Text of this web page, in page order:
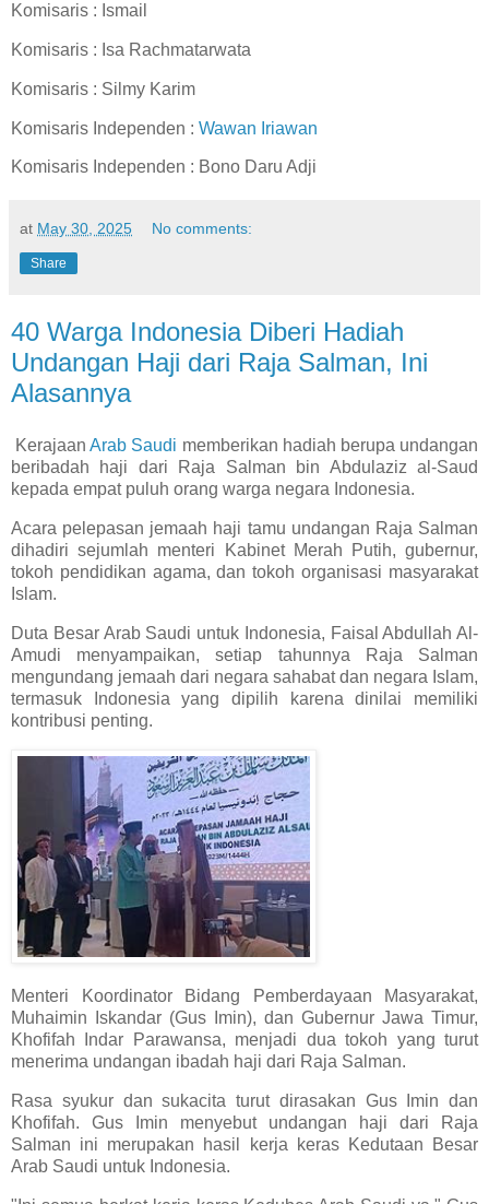
Komisaris : Ismail
Komisaris : Isa Rachmatarwata
Komisaris : Silmy Karim
Komisaris Independen : Wawan Iriawan
Komisaris Independen : Bono Daru Adji
at May 30, 2025 No comments:
Share
40 Warga Indonesia Diberi Hadiah
Undangan Haji dari Raja Salman, Ini
Alasannya
KerajaanArab Saudi memberikan hadiah berupa undangan
beribadah haji dari Raja Salman bin Abdulaziz al-Saud
kepada empat puluh orang warga negara Indonesia.
Acara pelepasan jemaah haji tamu undangan Raja Salman
dihadiri sejumlah menteri Kabinet Merah Putih, gubernur,
tokoh pendidikan agama, dan tokoh organisasi masyarakat
Islam.
Duta Besar Arab Saudi untuk Indonesia, Faisal Abdullah Al-
Amudi menyampaikan, setiap tahunnya Raja Salman
mengundang jemaah dari negara sahabat dan negara Islam,
termasuk Indonesia yang dipilih karena dinilai memiliki
kontribusi penting.
Menteri Koordinator Bidang Pemberdayaan Masyarakat,
Muhaimin Iskandar (Gus Imin), dan Gubernur Jawa Timur,
Khofifah Indar Parawansa, menjadi dua tokoh yang turut
menerima undangan ibadah haji dari Raja Salman.
Rasa syukur dan sukacita turut dirasakan Gus Imin dan
Khofifah. Gus Imin menyebut undangan haji dari Raja
Salman ini merupakan hasil kerja keras Kedutaan Besar
Arab Saudi untuk Indonesia.